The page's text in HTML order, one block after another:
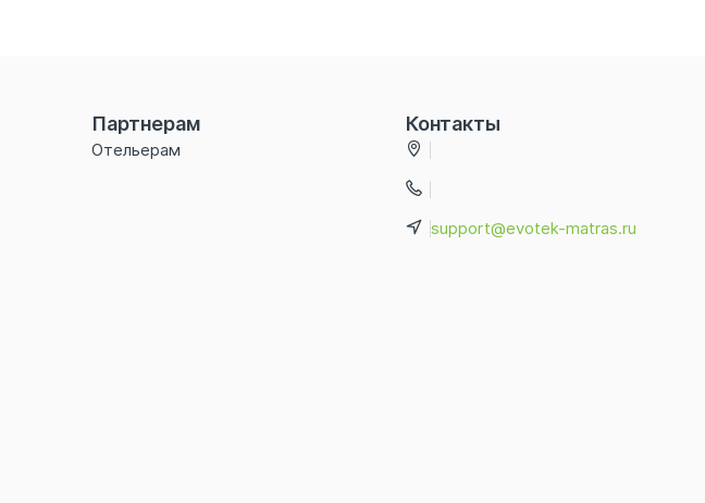
Партнерам
Отельерам
Контакты
support@evotek-matras.ru